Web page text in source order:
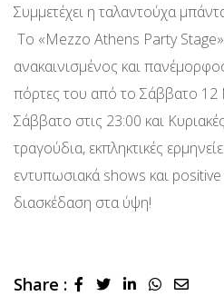
Συμμετέχει η ταλαντούχα
Το «Mezzo Athens Party
ανακαινισμένος και
πόρτες του από το Σάββατο 12
Σάββατο στις 23:00 και
τραγούδια, εκπληκτικές
εντυπωσιακά shows και positive
διασκέδαση στα ύψη!
Share : LinkedInWhatsapp
Share